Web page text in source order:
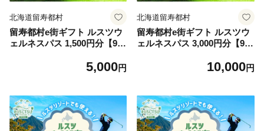
北海道留寿都村
留寿都村e街ギフト ルスツウ
ェルネスパス 1,500円分【991
5,000円
北海道留寿都村
留寿都村e街ギフト ルスツウ
ェルネスパス 3,000円分【991
10,000円